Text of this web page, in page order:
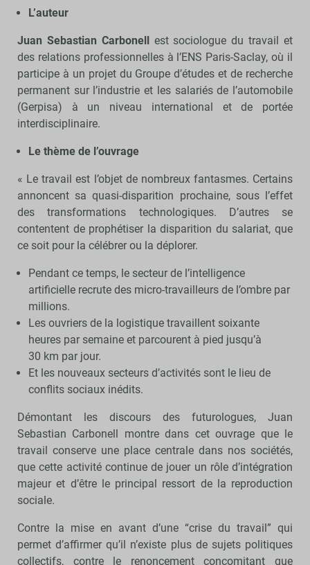
L’auteur
Juan Sebastian Carbonellest sociologue du travail et
des relations professionnelles à l’ENS Paris-Saclay, où il
participe à un projet du Groupe d’études et de recherche
permanent sur l’industrie et les salariés de l’automobile
(Gerpisa) à un niveau international et de portée
interdisciplinaire.
Le thème de l’ouvrage
« Le travail est l’objet de nombreux fantasmes. Certains
annoncent sa quasi-disparition prochaine, sous l’effet
des transformations technologiques. D’autres se
contentent de prophétiser la disparition du salariat, que
ce soit pour la célébrer ou la déplorer.
Pendant ce temps, le secteur de l’intelligence
artificielle recrute des micro-travailleurs de l’ombre par
millions.
Les ouvriers de la logistique travaillent soixante
heures par semaine et parcourent à pied jusqu’à
30 km par jour.
Et les nouveaux secteurs d’activités sont le lieu de
conflits sociaux inédits.
Démontant les discours des futurologues, Juan
Sebastian Carbonell montre dans cet ouvrage que le
travail conserve une place centrale dans nos sociétés,
que cette activité continue de jouer un rôle d’intégration
majeur et d’être le principal ressort de la reproduction
sociale.
Contre la mise en avant d’une “crise du travail” qui
permet d’affirmer qu’il n’existe plus de sujets politiques
collectifs, contre le renoncement concomitant que